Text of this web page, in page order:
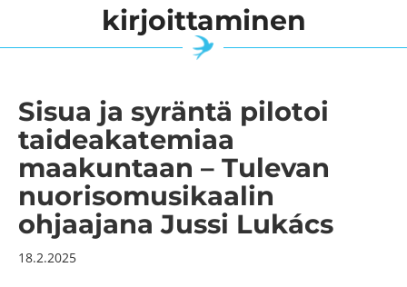
kirjoittaminen
Sisua ja syräntä pilotoi
taideakatemiaa
maakuntaan – Tulevan
nuorisomusikaalin
ohjaajana Jussi Lukács
18.2.2025